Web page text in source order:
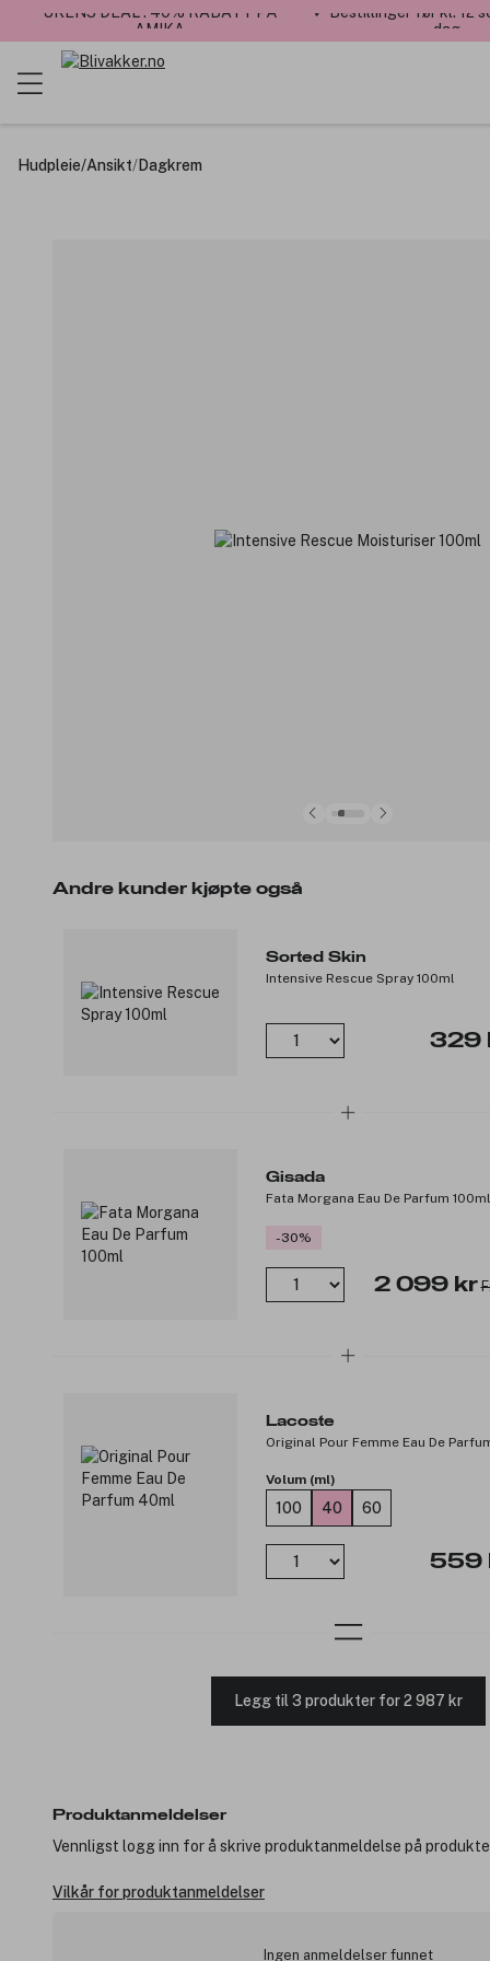
UKENS DEAL : 40% RABATT PÅ
AMIKA
✓ Bestillinger før kl. 12
dag
Hudpleie/Ansikt/Dagkrem
Andre kunder kjøpte også
Sorted Skin
Intensive Rescue Spray 100ml
329
Gisada
Fata Morgana Eau De Parfum 100ml
-30%
2 099 kr
Lacoste
Original Pour Femme Eau De
Volum (ml)
100 40 60
559
Legg til 3 produkter for 2 987 kr
Produktanmeldelser
Vennligst logg inn for å skrive produktanmeldelse på
Vilkår for produktanmeldelser
Ingen anmeldelser funnet